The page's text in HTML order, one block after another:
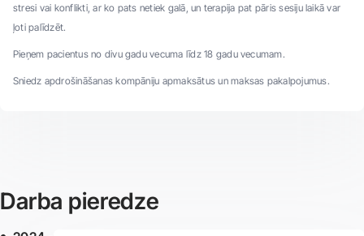
stresi vai konflikti, ar ko pats netiek galā, un terapija pat pāris sesiju laikā var
ļoti palīdzēt.
Pieņem pacientus no divu gadu vecuma līdz 18 gadu vecumam.
Sniedz apdrošināšanas kompāniju apmaksātus un maksas pakalpojumus.
Darba pieredze